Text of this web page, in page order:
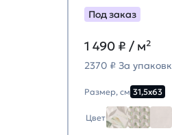
Под заказ
1 490 ₽ / м²
2370 ₽ За
Размер, см 31,5х63
Цвет